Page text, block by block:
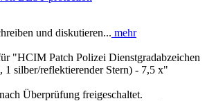
und diskutieren... mehr
"HCIM Patch Polizei Dienstgradabzeichen
1 silber/reflektierender Stern) - 7,5 x"
Überprüfung freigeschaltet.